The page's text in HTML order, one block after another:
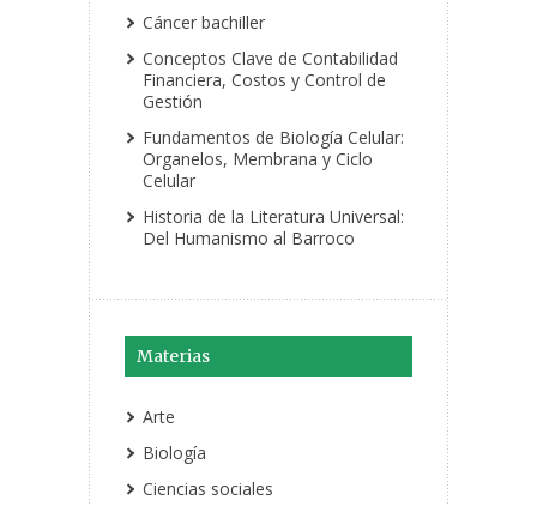
Cáncer bachiller
Conceptos Clave de Contabilidad
Financiera, Costos y Control de
Gestión
Fundamentos de Biología Celular:
Organelos, Membrana y Ciclo
Celular
Historia de la Literatura Universal:
Del Humanismo al Barroco
Materias
Arte
Biología
Ciencias sociales